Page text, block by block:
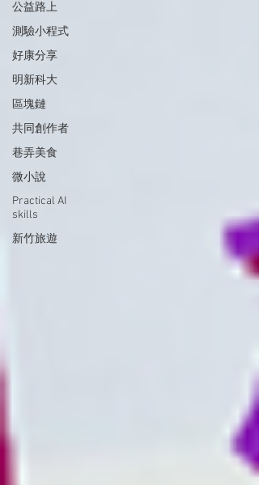
公益路上
測驗小程式
好康分享
明新科大
區塊鏈
共同創作者
巷弄美食
微小說
Practical AI
skills
新竹旅遊